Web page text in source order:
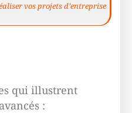
vos projets d’entreprise
qui illustrent
: